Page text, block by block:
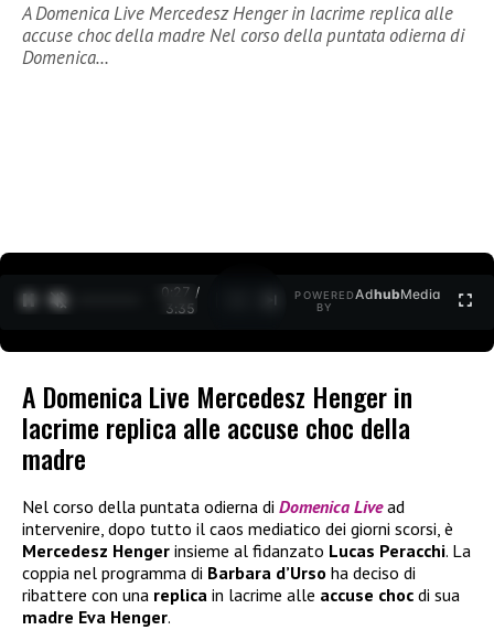
A Domenica Live Mercedesz Henger in lacrime replica alle
accuse choc della madre Nel corso della puntata odierna di
Domenica…
0:27 /
3:35
POWERED
BY
AdhubMedia
A Domenica Live Mercedesz Henger in
lacrime replica alle accuse choc della
madre
Nel corso della puntata odierna di Domenica Livead
intervenire, dopo tutto il caos mediatico dei giorni scorsi, è
Mercedesz Henger insieme al fidanzato Lucas Peracchi. La
coppia nel programma di Barbara d’Urso ha deciso di
ribattere con una replica in lacrime alle accuse choc di sua
madre Eva Henger.